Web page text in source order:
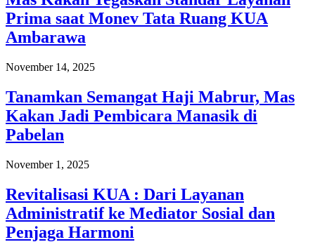
Prima saat Monev Tata Ruang KUA
Ambarawa
November 14, 2025
Tanamkan Semangat Haji Mabrur, Mas
Kakan Jadi Pembicara Manasik di
Pabelan
November 1, 2025
Revitalisasi KUA : Dari Layanan
Administratif ke Mediator Sosial dan
Penjaga Harmoni